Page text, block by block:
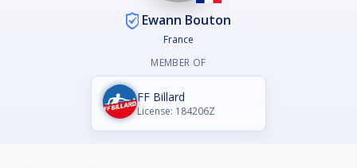
Ewann Bouton
France
MEMBER OF
FF Billard
License: 184206Z